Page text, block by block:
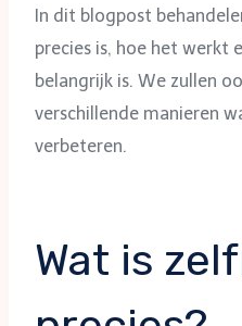
In dit blogpost
precies is, hoe het werkt
belangrijk is. We zullen
verschillende manieren
verbeteren.
Wat is